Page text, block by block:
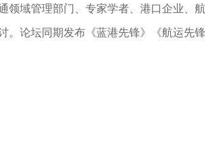
领域管理部门、专家学者、港口企业、
。论坛同期发布《蓝港先锋》《航运先